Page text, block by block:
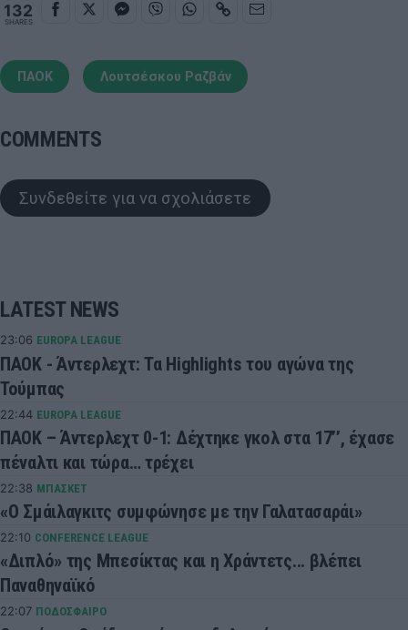
132
SHARES
ΠΑΟΚ Λουτσέσκου Ραζβάν
COMMENTS
Συνδεθείτε για να σχολιάσετε
LATEST NEWS
23:06 EUROPA LEAGUE
ΠΑΟΚ - Άντερλεχτ: Τα Highlights του αγώνα της
Τούμπας
22:44 EUROPA LEAGUE
ΠΑΟΚ – Άντερλεχτ 0-1: Δέχτηκε γκολ στα 17’’, έχασε
πέναλτι και τώρα… τρέχει
22:38 ΜΠΑΣΚΕΤ
«Ο Σμάιλαγκιτς συμφώνησε με την Γαλατασαράι»
22:10 CONFERENCE LEAGUE
«Διπλό» της Μπεσίκτας και η Χράντετς... βλέπει
Παναθηναϊκό
22:07 ΠΟΔΟΣΦΑΙΡΟ